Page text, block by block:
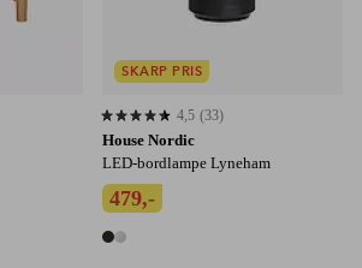
House Nordic
LED-bordlampe Lyneham
479,-
2 farver
4,5 baseret på 33 bedømmelser
4,5 (33)
SKARP PRIS